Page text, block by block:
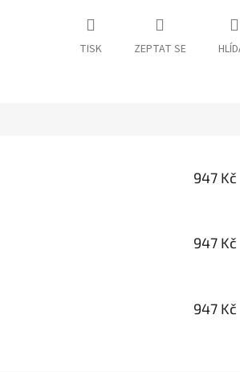
TISK ZEPTAT SE
947 Kč
947 Kč
947 Kč